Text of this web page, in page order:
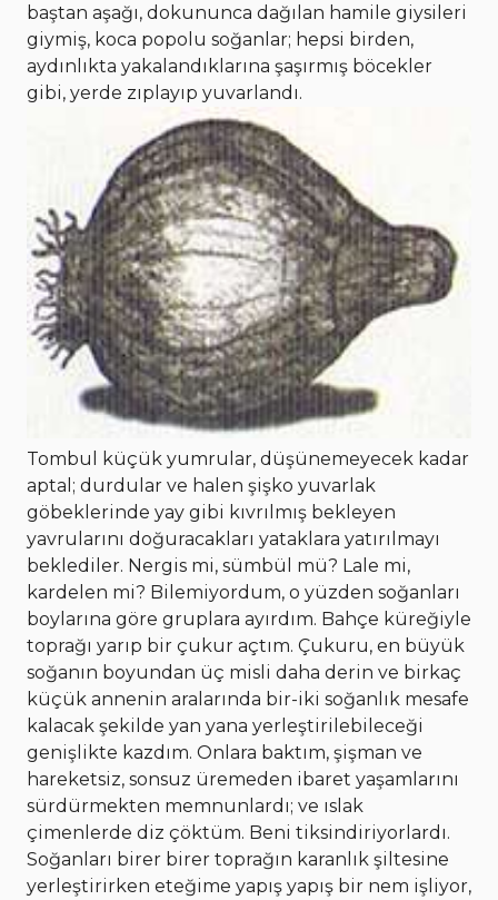
baştan aşağı, dokununca dağılan hamile giysileri
giymiş, koca popolu soğanlar; hepsi birden,
aydınlıkta yakalandıklarına şaşırmış böcekler
gibi, yerde zıplayıp yuvarlandı.
Tombul küçük yumrular, düşünemeyecek kadar
aptal; durdular ve halen şişko yuvarlak
göbeklerinde yay gibi kıvrılmış bekleyen
yavrularını doğuracakları yataklara yatırılmayı
beklediler. Nergis mi, sümbül mü? Lale mi,
kardelen mi? Bilemiyordum, o yüzden soğanları
boylarına göre gruplara ayırdım. Bahçe küreğiyle
toprağı yarıp bir çukur açtım. Çukuru, en büyük
soğanın boyundan üç misli daha derin ve birkaç
küçük annenin aralarında bir-iki soğanlık mesafe
kalacak şekilde yan yana yerleştirilebileceği
genişlikte kazdım. Onlara baktım, şişman ve
hareketsiz, sonsuz üremeden ibaret yaşamlarını
sürdürmekten memnunlardı; ve ıslak
çimenlerde diz çöktüm. Beni tiksindiriyorlardı.
Soğanları birer birer toprağın karanlık şiltesine
yerleştirirken eteğime yapış yapış bir nem işliyor,